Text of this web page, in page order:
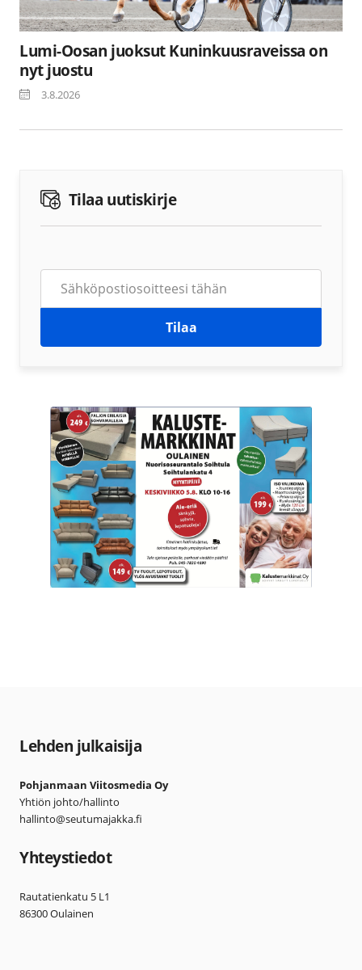
Lumi-Oosan juoksut Kuninkuusraveissa on
nyt juostu
3.8.2026
Tilaa uutiskirje
Tilaa
Lehden julkaisija
Pohjanmaan Viitosmedia Oy
Yhtiön johto/hallinto
hallinto@seutumajakka.fi
Yhteystiedot
Rautatienkatu 5 L1
86300 Oulainen